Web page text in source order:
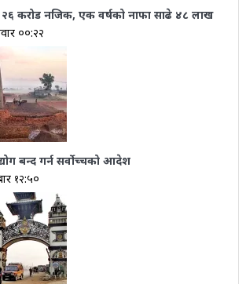
२६ करोड नजिक, एक वर्षको नाफा साढे ४८ लाख
००:२२
बन्द गर्न सर्वोच्चको आदेश
१२:५०